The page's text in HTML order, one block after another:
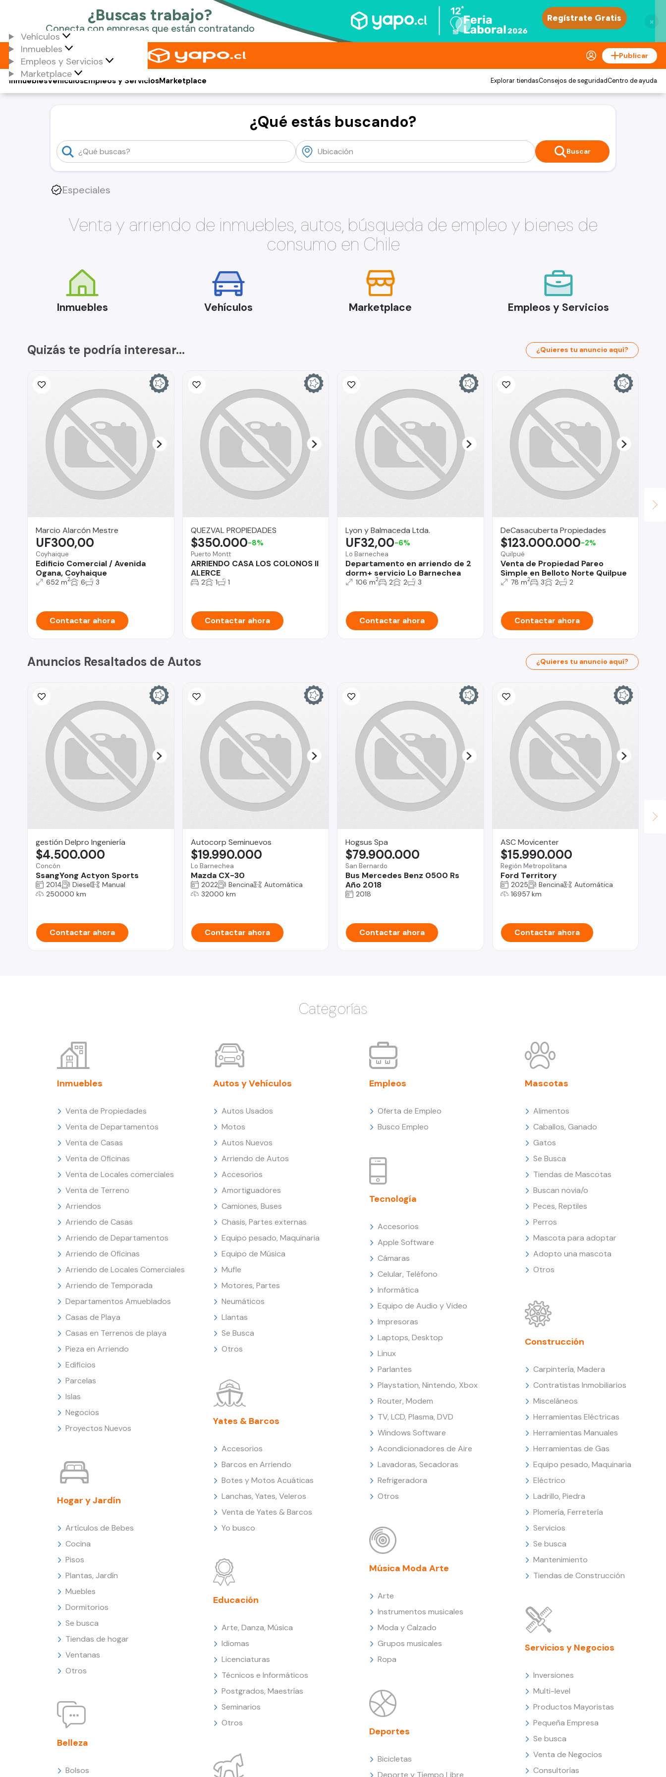
×
Vehículos
Inmuebles
Empleos y Servicios
Marketplace
Publicar
Vehículos
Inmuebles Empleos y ServiciosMarketplace Explorar tiendasConsejos de seguridadCentro de ayuda
¿Qué estás buscando?
Buscar
Especiales
Venta y arriendo de inmuebles, autos, búsqueda de empleo y bienes de
consumo en Chile
Inmuebles Vehículos Marketplace Empleos y Servicios
Quizás te podría interesar... ¿Quieres tu anuncio aquí?
Marcio Alarcón Mestre
Coyhaique
Edificio Comercial / Avenida
Ogana, Coyhaique
UF300,00
652 m2 6 3
Contactar ahora
QUEZVAL PROPIEDADES
Puerto Montt
ARRIENDO CASA LOS COLONOS II
ALERCE
$350.000-8%
2 1 1
Contactar ahora
Lyon y Balmaceda Ltda.
Lo Barnechea
Departamento en arriendo de 2
dorm+ servicio Lo Barnechea
UF32,00-6%
106 m2 2 2 3
Contactar ahora
DeCasacuberta Propiedades
Quilpué
Venta de Propiedad Pareo
Simple en Belloto Norte Quilpue
$123.000.000-2%
78 m2 3 2 2
Contactar ahora
Anuncios Resaltados de Autos ¿Quieres tu anuncio aquí?
gestión Delpro Ingeniería
Concón
SsangYong Actyon Sports
$4.500.000
2014 Diesel
Manual
250000 km
Contactar ahora
Autocorp Seminuevos
Lo Barnechea
Mazda CX-30
$19.990.000
2022 Bencina
Automática
32000 km
Contactar ahora
Hogsus Spa
San Bernardo
Bus Mercedes Benz 0500 Rs
Año 2018
$79.900.000
2018
Contactar ahora
ASC Movicenter
Región Metropolitana
Ford Territory
$15.990.000
2025 Bencina
Automática
16957 km
Contactar ahora
Categorías
Inmuebles
Venta de Propiedades
Venta de Departamentos
Venta de Casas
Venta de Oficinas
Venta de Locales comerciales
Venta de Terreno
Arriendos
Arriendo de Casas
Arriendo de Departamentos
Arriendo de Oficinas
Arriendo de Locales Comerciales
Arriendo de Temporada
Departamentos Amueblados
Casas de Playa
Casas en Terrenos de playa
Pieza en Arriendo
Edificios
Parcelas
Islas
Negocios
Proyectos Nuevos
Hogar y Jardín
Artículos de Bebes
Cocina
Pisos
Plantas, Jardín
Muebles
Dormitorios
Se busca
Tiendas de hogar
Ventanas
Otros
Belleza
Bolsos
Autos y Vehículos
Autos Usados
Motos
Autos Nuevos
Arriendo de Autos
Accesorios
Amortiguadores
Camiones, Buses
Chasis, Partes externas
Equipo pesado, Maquinaria
Equipo de Música
Mufle
Motores, Partes
Neumáticos
Llantas
Se Busca
Otros
Yates & Barcos
Accesorios
Barcos en Arriendo
Botes y Motos Acuáticas
Lanchas, Yates, Veleros
Venta de Yates & Barcos
Yo busco
Educación
Arte, Danza, Música
Idiomas
Licenciaturas
Técnicos e Informáticos
Postgrados, Maestrías
Seminarios
Otros
Empleos
Oferta de Empleo
Busco Empleo
Tecnología
Accesorios
Apple Software
Cámaras
Celular, Teléfono
Informática
Equipo de Audio y Video
Impresoras
Laptops, Desktop
Linux
Parlantes
Playstation, Nintendo, Xbox
Router, Modem
TV, LCD, Plasma, DVD
Windows Software
Acondicionadores de Aire
Lavadoras, Secadoras
Refrigeradora
Otros
Música Moda Arte
Arte
Instrumentos musicales
Moda y Calzado
Grupos musicales
Ropa
Deportes
Bicicletas
Deporte y Tiempo Libre
Mascotas
Alimentos
Caballos, Ganado
Gatos
Se Busca
Tiendas de Mascotas
Buscan novia/o
Peces, Reptiles
Perros
Mascota para adoptar
Adopto una mascota
Otros
Construcción
Carpintería, Madera
Contratistas Inmobiliarios
Misceláneos
Herramientas Eléctricas
Herramientas Manuales
Herramientas de Gas
Equipo pesado, Maquinaria
Eléctrico
Ladrillo, Piedra
Plomería, Ferretería
Servicios
Se busca
Mantenimiento
Tiendas de Construcción
Servicios y Negocios
Inversiones
Multi-level
Productos Mayoristas
Pequeña Empresa
Se busca
Venta de Negocios
Consultorías